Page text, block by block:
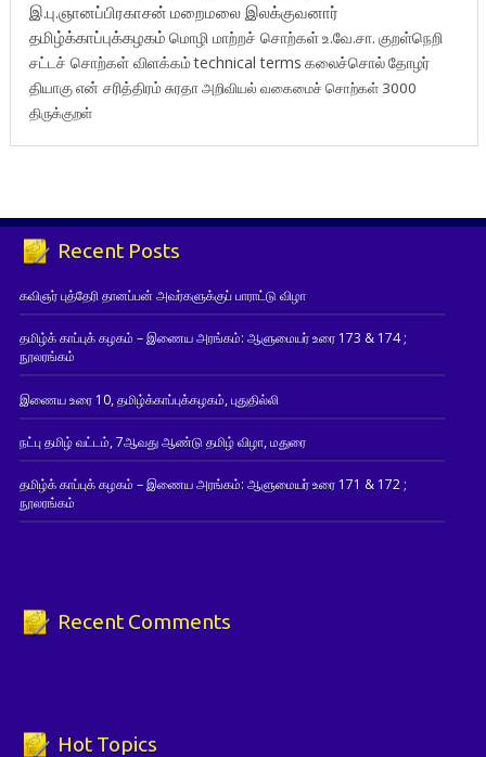
இ.பு.ஞானப்பிரகாசன் மறைமலை இலக்குவனார்
தமிழ்க்காப்புக்கழகம் மொழி மாற்றச் சொற்கள்உ.வே.சா. குறள்நெறி
சட்டச் சொற்கள் விளக்கம்technical terms கலைச்சொல்தோழர்
தியாகுஎன் சரித்திரம்சுரதாஅறிவியல் வகைமைச் சொற்கள் 3000
திருக்குறள்
Recent Posts
கவிஞர் புத்தேரி தானப்பன் அவர்களுக்குப் பாராட்டு விழா
தமிழ்க் காப்புக் கழகம் – இணைய அரங்கம்: ஆளுமையர் உரை 173 & 174 ;
நூலரங்கம்
இணைய உரை 10, தமிழ்க்காப்புக்கழகம், புதுதில்லி
நட்பு தமிழ் வட்டம், 7ஆவது ஆண்டு தமிழ் விழா, மதுரை
தமிழ்க் காப்புக் கழகம் – இணைய அரங்கம்: ஆளுமையர் உரை 171 & 172 ;
நூலரங்கம்
Recent Comments
Hot Topics